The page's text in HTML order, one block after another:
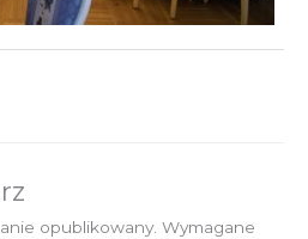
opublikowany. Wymagane